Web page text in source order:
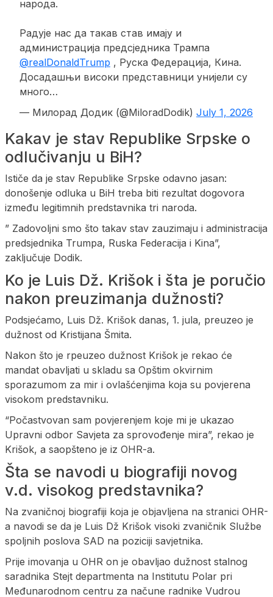
народа.
Радује нас да такав став имају и
администрација предсједника Трампа
@realDonaldTrump , Руска Федерација, Кина.
Досадашњи високи представници унијели су
много…
— Милорад Додик (@MiloradDodik) July 1, 2026
Kakav je stav Republike Srpske o
odlučivanju u BiH?
Ističe da je stav Republike Srpske odavno jasan:
donošenje odluka u BiH treba biti rezultat dogovora
između legitimnih predstavnika tri naroda.
” Zadovoljni smo što takav stav zauzimaju i administracija
predsjednika Trumpa, Ruska Federacija i Kina”,
zaključuje Dodik.
Ko je Luis Dž. Krišok i šta je poručio
nakon preuzimanja dužnosti?
Podsjećamo, Luis Dž. Krišok danas, 1. jula, preuzeo je
dužnost od Kristijana Šmita.
Nakon što je rpeuzeo dužnost Krišok je rekao će
mandat obavljati u skladu sa Opštim okvirnim
sporazumom za mir i ovlašćenjima koja su povjerena
visokom predstavniku.
“Počastvovan sam povjerenjem koje mi je ukazao
Upravni odbor Savjeta za sprovođenje mira”, rekao je
Krišok, a saopšteno je iz OHR-a.
Šta se navodi u biografiji novog
v.d. visokog predstavnika?
Na zvaničnoj biografiji koja je objavljena na stranici OHR-
a navodi se da je Luis Dž Krišok visoki zvaničnik Službe
spoljnih poslova SAD na poziciji savjetnika.
Prije imovanja u OHR on je obavljao dužnost stalnog
saradnika Stejt departmenta na Institutu Polar pri
Međunarodnom centru za načune radnike Vudrou